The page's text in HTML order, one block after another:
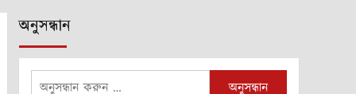
অনুসন্ধান
অনুসন্ধানঃ